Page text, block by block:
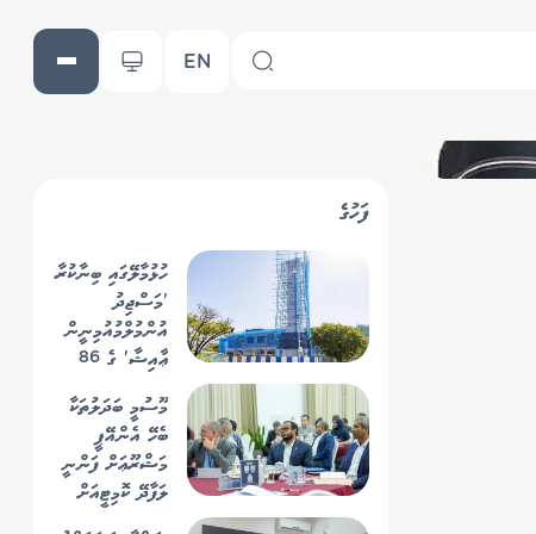
EN
ފަހުގެ
ހުޅުމާލޭގައި ބިނާކުރާ
'މަސްޖިދު
އުންމުލްމުއުމިނީން
ޢާއިޝާ' ގެ 86
މަސައްކަތް ނިމިއްޖެ
މޫސުމީ ބަދަލުތަކާ
ބެހޭ އެންއޭޕީ
މަޝްރޫޢަށް ފަންނީ
ލަފާދޭ ކޮމިޓީއަށް